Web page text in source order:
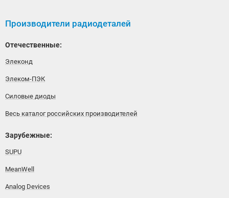
Производители радиодеталей
Отечественные:
Элеконд
Элеком-ПЭК
Силовые диоды
Весь каталог российских производителей
Зарубежные:
SUPU
MeanWell
Analog Devices